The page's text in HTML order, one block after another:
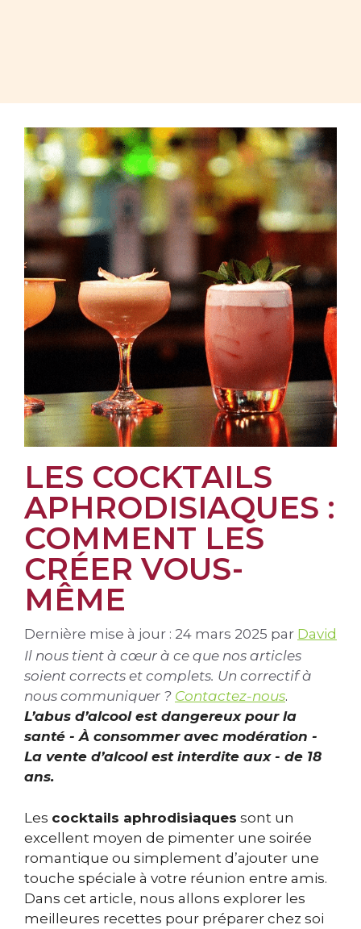
LES COCKTAILS
APHRODISIAQUES :
COMMENT LES
CRÉER VOUS-
MÊME
Dernière mise à jour : 24 mars 2025 par David
Il nous tient à cœur à ce que nos articles
soient corrects et complets. Un correctif à
nous communiquer ? Contactez-nous.
L’abus d’alcool est dangereux pour la
santé - À consommer avec modération -
La vente d’alcool est interdite aux - de 18
ans.
Les cocktails aphrodisiaques sont un
excellent moyen de pimenter une soirée
romantique ou simplement d’ajouter une
touche spéciale à votre réunion entre amis.
Dans cet article, nous allons explorer les
meilleures recettes pour préparer chez soi